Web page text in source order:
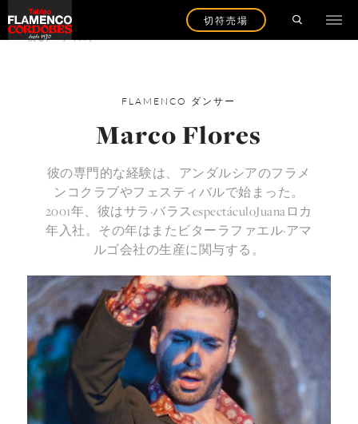
切符売場
戻るアーティストへ
FLAMENCO ダンサー
Marco Flores
彼の専門的な経験は、アンダルシアのフラメ
ンコクラブやフェスティバルで始まった。
2001年、彼はサラ·バラスespectáculoJuanaロカ
年入社。その年はまたビターラファエル·アマ
ルゴ会社の生産に関与する。